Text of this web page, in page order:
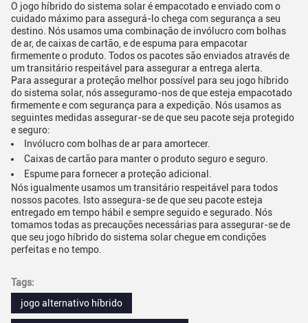
O jogo híbrido do sistema solar é empacotado e enviado com o
cuidado máximo para assegurá-lo chega com segurança a seu
destino. Nós usamos uma combinação de invólucro com bolhas
de ar, de caixas de cartão, e de espuma para empacotar
firmemente o produto. Todos os pacotes são enviados através de
um transitário respeitável para assegurar a entrega alerta.
Para assegurar a proteção melhor possível para seu jogo híbrido
do sistema solar, nós asseguramo-nos de que esteja empacotado
firmemente e com segurança para a expedição. Nós usamos as
seguintes medidas assegurar-se de que seu pacote seja protegido
e seguro:
Invólucro com bolhas de ar para amortecer.
Caixas de cartão para manter o produto seguro e seguro.
Espume para fornecer a proteção adicional.
Nós igualmente usamos um transitário respeitável para todos
nossos pacotes. Isto assegura-se de que seu pacote esteja
entregado em tempo hábil e sempre seguido e segurado. Nós
tomamos todas as precauções necessárias para assegurar-se de
que seu jogo híbrido do sistema solar chegue em condições
perfeitas e no tempo.
Tags:
jogo alternativo híbrido